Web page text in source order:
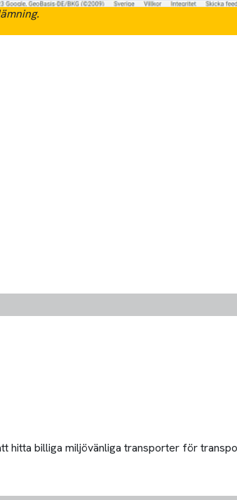
hitta billiga miljövänliga transporter för